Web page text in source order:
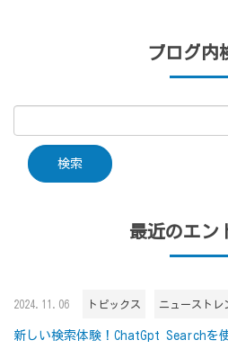
ブログ内
最近のエン
2024.11.06 トピックス ニューストレ
新しい検索体験！ChatGpt Searchを